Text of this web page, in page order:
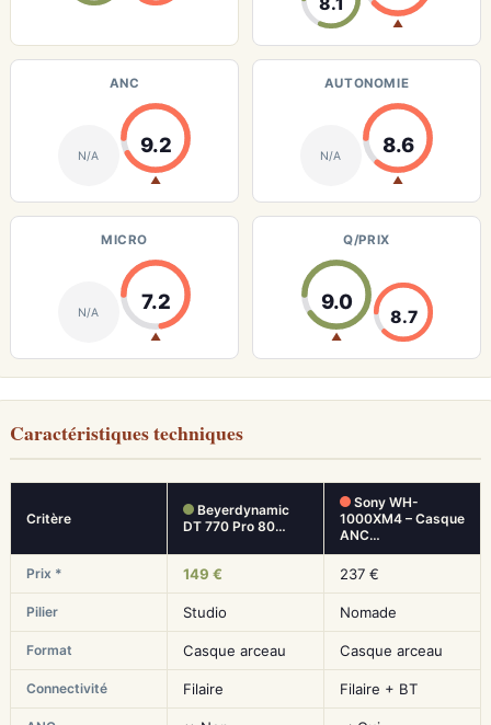
▲
ANC
N/A 9.2
▲
AUTONOMIE
N/A 8.6
▲
MICRO
N/A 7.2
▲
Q/PRIX
9.0
▲
8.7
Caractéristiques techniques
Critère
Beyerdynamic
DT 770 Pro 80…
Sony WH-
1000XM4 – Casque
ANC…
Prix * 149 € 237 €
Pilier Studio Nomade
Format Casque arceau Casque arceau
Connectivité Filaire Filaire + BT